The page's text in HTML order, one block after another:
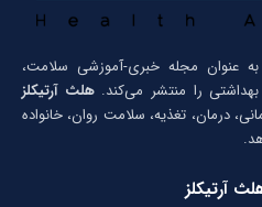
از سال 1396 به عنوان مجله خبری-آموزشی سلامت،
بهداشتی را منتشر می‌کند.هلث آرتیکلز
درمان، تغذیه، سلامت روان، خانواده
آرتیکلز